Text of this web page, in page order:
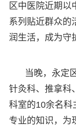
区中医院近期以
系列贴近群众的
润生活，成为守
当晚，永定
针灸科、推拿科
科室的10余名科
专业的知识，为